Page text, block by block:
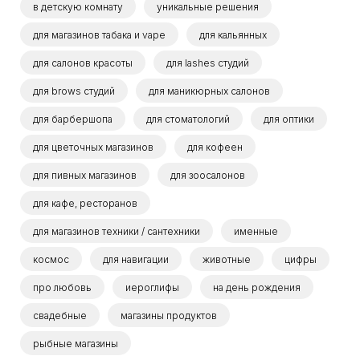
в детскую комнату уникальные решения
для магазинов табака и vape для кальянных
для салонов красоты для lashes студий
для brows студий для маникюрных салонов
для барбершопа для стоматологий для оптики
для цветочных магазинов для кофеен
для пивных магазинов для зоосалонов
для кафе, ресторанов
для магазинов техники / сантехники именные
космос для навигации животные цифры
про любовь иероглифы на день рождения
свадебные магазины продуктов
рыбные магазины